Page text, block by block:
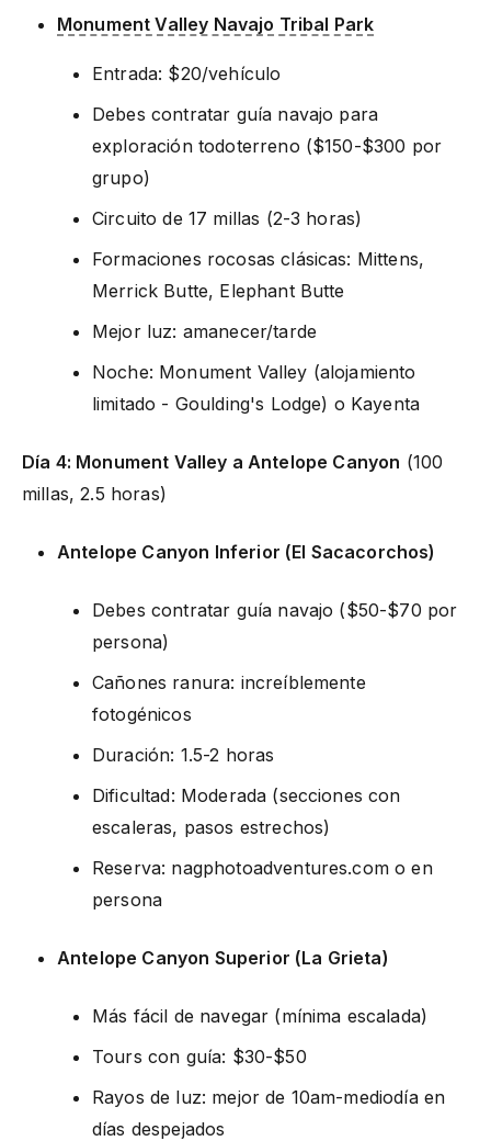
Monument Valley Navajo Tribal Park
Entrada: $20/vehículo
Debes contratar guía navajo para
exploración todoterreno ($150-$300 por
grupo)
Circuito de 17 millas (2-3 horas)
Formaciones rocosas clásicas: Mittens,
Merrick Butte, Elephant Butte
Mejor luz: amanecer/tarde
Noche: Monument Valley (alojamiento
limitado - Goulding's Lodge) o Kayenta
Día 4: Monument Valley a Antelope Canyon (100
millas, 2.5 horas)
Antelope Canyon Inferior (El Sacacorchos)
Debes contratar guía navajo ($50-$70 por
persona)
Cañones ranura: increíblemente
fotogénicos
Duración: 1.5-2 horas
Dificultad: Moderada (secciones con
escaleras, pasos estrechos)
Reserva: nagphotoadventures.com o en
persona
Antelope Canyon Superior (La Grieta)
Más fácil de navegar (mínima escalada)
Tours con guía: $30-$50
Rayos de luz: mejor de 10am-mediodía en
días despejados